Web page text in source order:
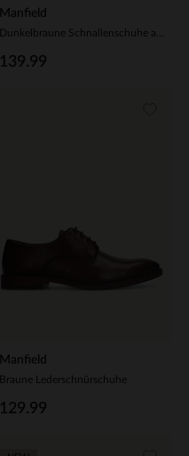
Manfield
139.99
Manfield
Braune Lederschnürschuhe
129.99